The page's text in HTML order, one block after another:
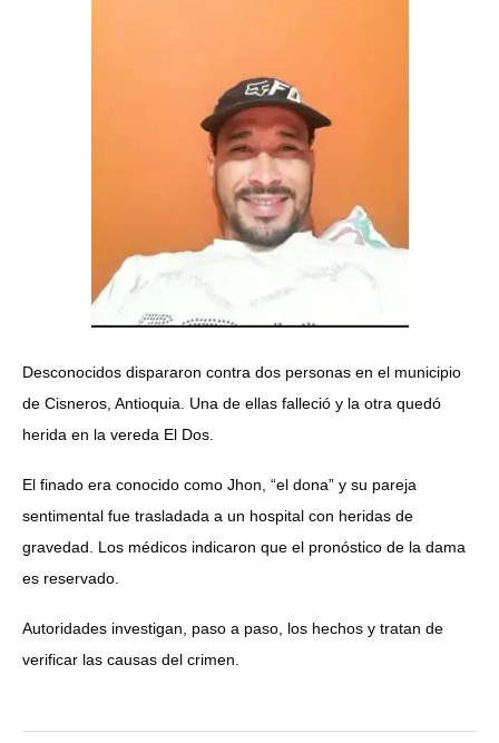
Desconocidos dispararon contra dos personas en el municipio
de Cisneros, Antioquia. Una de ellas falleció y la otra quedó
herida en la vereda El Dos.
El finado era conocido como Jhon, “el dona” y su pareja
sentimental fue trasladada a un hospital con heridas de
gravedad. Los médicos indicaron que el pronóstico de la dama
es reservado.
Autoridades investigan, paso a paso, los hechos y tratan de
verificar las causas del crimen.